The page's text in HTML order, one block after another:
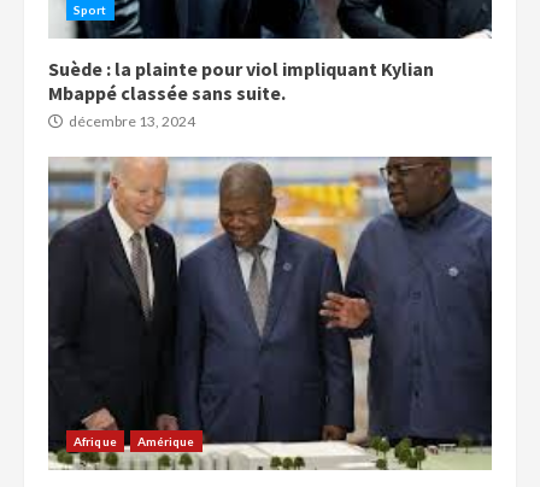
Sport
Suède : la plainte pour viol impliquant Kylian
Mbappé classée sans suite.
décembre 13, 2024
Afrique Amérique